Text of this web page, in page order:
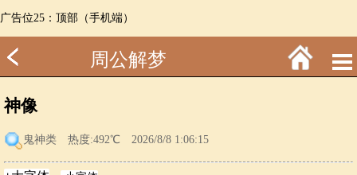
广告位25：顶部（手机端）
周公解梦
神像
鬼神类 热度:492℃ 2026/8/8 1:06:15